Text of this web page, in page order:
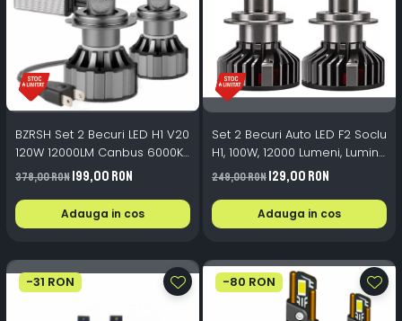
BZRSH Set 2 Becuri LED H1 V20
120W 12000LM Canbus 6000K
Alb Rece
378,00 RON199,00 RON
Adauga in cos
Set 2 Becuri Auto LED F2 Soclu
H1, 100W, 12000 Lumeni, Lumina
Alb Rece 6000K cu Ventilator
de Racire
249,00 RON129,00 RON
Adauga in cos
-31 RON -80 RON